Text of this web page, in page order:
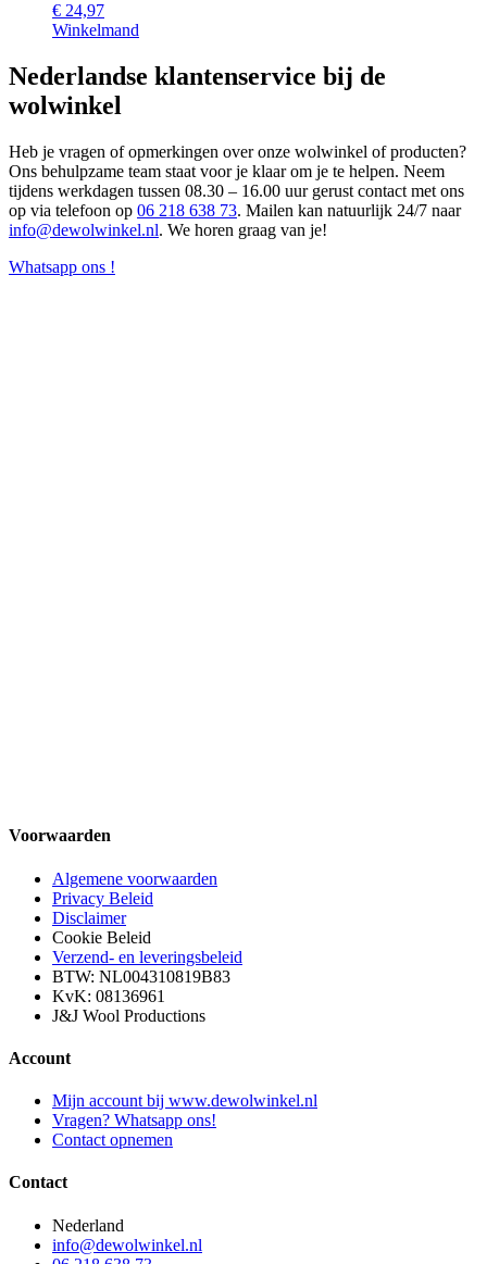
€ 24,97
Winkelmand
Nederlandse klantenservice bij de
wolwinkel
Heb je vragen of opmerkingen over onze wolwinkel of producten?
Ons behulpzame team staat voor je klaar om je te helpen. Neem
tijdens werkdagen tussen 08.30 – 16.00 uur gerust contact met ons
op via telefoon op 06 218 638 73. Mailen kan natuurlijk 24/7 naar
info@dewolwinkel.nl. We horen graag van je!
Whatsapp ons !
Voorwaarden
Algemene voorwaarden
Privacy Beleid
Disclaimer
Cookie Beleid
Verzend- en leveringsbeleid
BTW: NL004310819B83
KvK: 08136961
J&J Wool Productions
Account
Mijn account bij www.dewolwinkel.nl
Vragen? Whatsapp ons!
Contact opnemen
Contact
Nederland
info@dewolwinkel.nl